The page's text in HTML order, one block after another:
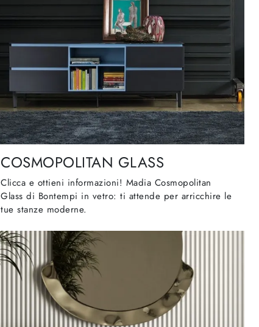
COSMOPOLITAN GLASS
Clicca e ottieni informazioni! Madia Cosmopolitan
Glass di Bontempi in vetro: ti attende per arricchire le
tue stanze moderne.